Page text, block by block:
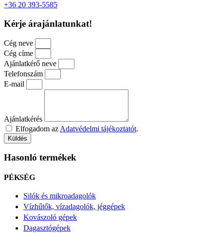
+36 20 393-5585
Kérje árajánlatunkat!
Cég neve
Cég címe
Ajánlatkérő neve
Telefonszám
E-mail
Ajánlatkérés
Elfogadom az Adatvédelmi tájékoztatót.
Küldés
Hasonló termékek
PÉKSÉG
Silók és mikroadagolók
Vízhűtők, vízadagolók, jéggépek
Kovászoló gépek
Dagasztógépek